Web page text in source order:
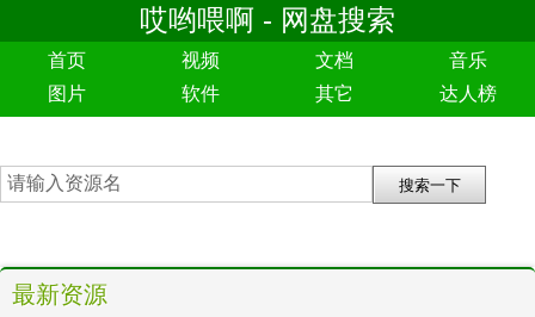
哎哟喂啊 - 网盘搜索
首页 视频 文档
音乐
图片
软件 其它 达人榜
最新资源